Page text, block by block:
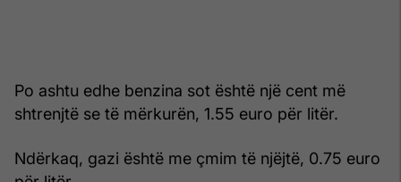
Po ashtu edhe benzina sot është një cent më
shtrenjtë se të mërkurën, 1.55 euro për litër.
Ndërkaq, gazi është me çmim të njëjtë, 0.75 euro